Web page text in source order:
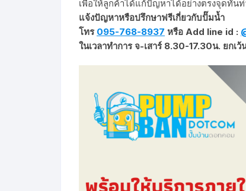
เพื่อให้ลูกค้าได้แก้ปัญหาได้อย่างตรงจุดทัน
แจ้งปัญหาหรือปรึกษาฟรีเกี่ยวกับปั๊มน้ำ
โทร 095-768-8937 หรือ Add line id :
ในเวลาทำการ จ-เสาร์ 8.30-17.30น. ยกเ